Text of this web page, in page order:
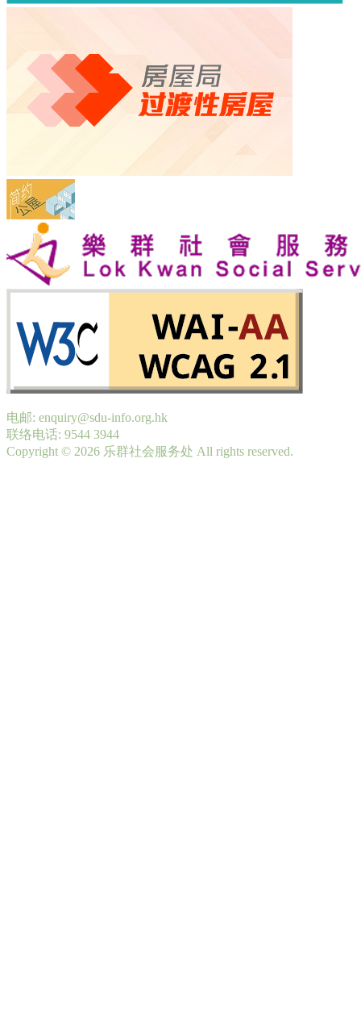
电邮: enquiry@sdu-info.org.hk
联络电话: 9544 3944
Copyright © 2026 乐群社会服务处 All rights reserved.